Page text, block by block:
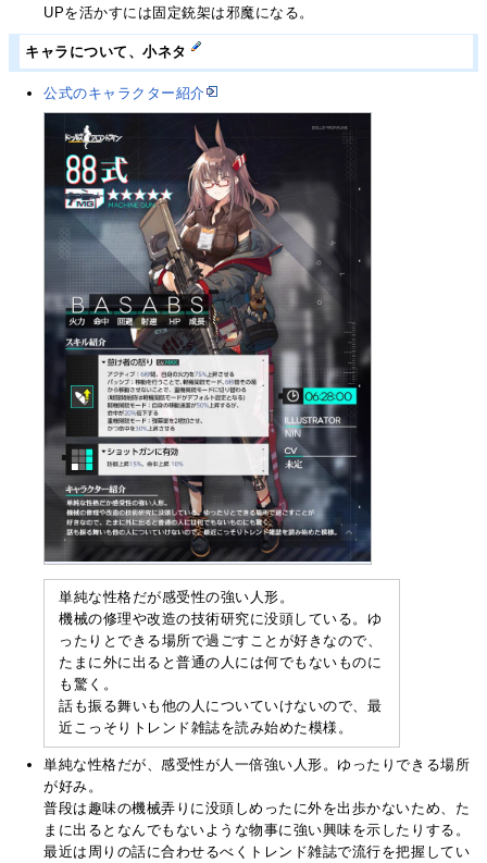
UPを活かすには固定銃架は邪魔になる。
キャラについて、小ネタ
公式のキャラクター紹介
単純な性格だが感受性の強い人形。
機械の修理や改造の技術研究に没頭している。ゆ
ったりとできる場所で過ごすことが好きなので、
たまに外に出ると普通の人には何でもないものに
も驚く。
話も振る舞いも他の人についていけないので、最
近こっそりトレンド雑誌を読み始めた模様。
単純な性格だが、感受性が人一倍強い人形。ゆったりできる場所
が好み。
普段は趣味の機械弄りに没頭しめったに外を出歩かないため、た
まに出るとなんでもないような物事に強い興味を示したりする。
最近は周りの話に合わせるべくトレンド雑誌で流行を把握してい